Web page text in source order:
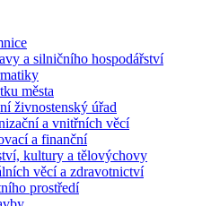
a silničního hospodářství
města
živnostenský úřad
a vnitřních věcí
a finanční
kultury a tělovýchovy
věcí a zdravotnictví
prostředí